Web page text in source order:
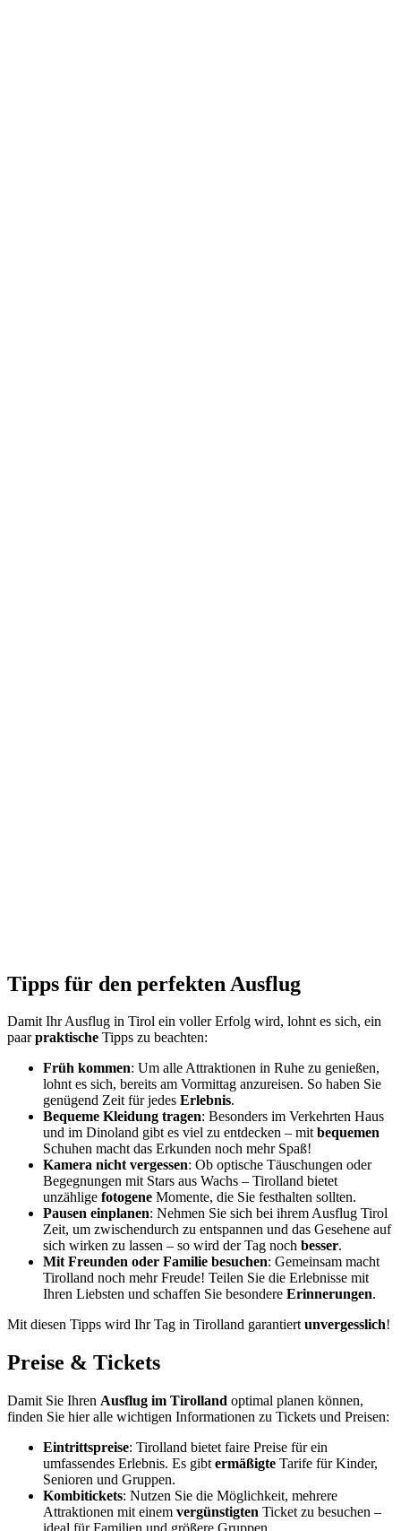
Tipps für den perfekten Ausflug
Damit Ihr Ausflug in Tirol ein voller Erfolg wird, lohnt es sich, ein
paarpraktische Tipps zu beachten:
Früh kommen: Um alle Attraktionen in Ruhe zu genießen,
lohnt es sich, bereits am Vormittag anzureisen. So haben Sie
genügend Zeit für jedes Erlebnis.
Bequeme Kleidung tragen: Besonders im Verkehrten Haus
und im Dinoland gibt es viel zu entdecken – mitbequemen
Schuhen macht das Erkunden noch mehr Spaß!
Kamera nicht vergessen: Ob optische Täuschungen oder
Begegnungen mit Stars aus Wachs – Tirolland bietet
unzählige fotogene Momente, die Sie festhalten sollten.
Pausen einplanen: Nehmen Sie sich bei ihrem Ausflug Tirol
Zeit, um zwischendurch zu entspannen und das Gesehene auf
sich wirken zu lassen – so wird der Tag noch besser.
Mit Freunden oder Familie besuchen: Gemeinsam macht
Tirolland noch mehr Freude! Teilen Sie die Erlebnisse mit
Ihren Liebsten und schaffen Sie besondere Erinnerungen.
Mit diesen Tipps wird Ihr Tag in Tirolland garantiertunvergesslich!
Preise & Tickets
Damit Sie Ihren Ausflug im Tirolland optimal planen können,
finden Sie hier alle wichtigen Informationen zu Tickets und Preisen:
Eintrittspreise: Tirolland bietet faire Preise für ein
umfassendes Erlebnis. Es gibt ermäßigte Tarife für Kinder,
Senioren und Gruppen.
Kombitickets: Nutzen Sie die Möglichkeit, mehrere
Attraktionen mit einem vergünstigten Ticket zu besuchen –